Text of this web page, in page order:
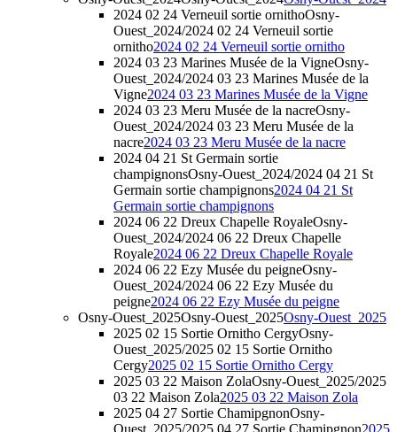
2024 02 24 Verneuil sortie ornithoOsny-
Ouest_2024/2024 02 24 Verneuil sortie
ornitho2024 02 24 Verneuil sortie ornitho
2024 03 23 Marines Musée de la VigneOsny-
Ouest_2024/2024 03 23 Marines Musée de la
Vigne2024 03 23 Marines Musée de la Vigne
2024 03 23 Meru Musée de la nacreOsny-
Ouest_2024/2024 03 23 Meru Musée de la
nacre2024 03 23 Meru Musée de la nacre
2024 04 21 St Germain sortie
champignonsOsny-Ouest_2024/2024 04 21 St
Germain sortie champignons2024 04 21 St
Germain sortie champignons
2024 06 22 Dreux Chapelle RoyaleOsny-
Ouest_2024/2024 06 22 Dreux Chapelle
Royale2024 06 22 Dreux Chapelle Royale
2024 06 22 Ezy Musée du peigneOsny-
Ouest_2024/2024 06 22 Ezy Musée du
peigne2024 06 22 Ezy Musée du peigne
Osny-Ouest_2025Osny-Ouest_2025Osny-Ouest_2025
2025 02 15 Sortie Ornitho CergyOsny-
Ouest_2025/2025 02 15 Sortie Ornitho
Cergy2025 02 15 Sortie Ornitho Cergy
2025 03 22 Maison ZolaOsny-Ouest_2025/2025
03 22 Maison Zola2025 03 22 Maison Zola
2025 04 27 Sortie ChamipgnonOsny-
Ouest_2025/2025 04 27 Sortie Chamipgnon2025